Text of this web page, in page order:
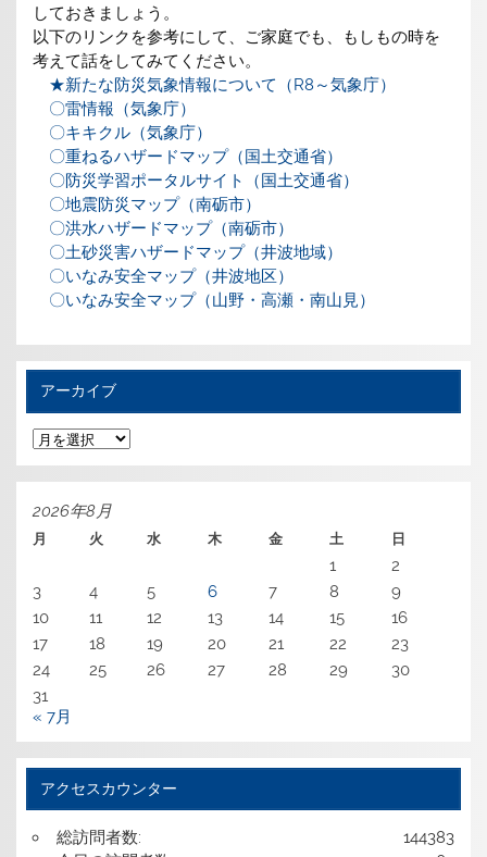
しておきましょう。
以下のリンクを参考にして、ご家庭でも、もしもの時を
考えて話をしてみてください。
★新たな防災気象情報について（R8～気象庁）
〇雷情報（気象庁）
〇キキクル（気象庁）
〇重ねるハザードマップ（国土交通省）
〇防災学習ポータルサイト（国土交通省）
〇地震防災マップ（南砺市）
〇洪水ハザードマップ（南砺市）
〇土砂災害ハザードマップ（井波地域）
〇いなみ安全マップ（井波地区）
〇いなみ安全マップ（山野・高瀬・南山見）
アーカイブ
ア
ー
カ
イ
2026年8月
月 火 水 木 金 土 日
1
2
3
4 5 6 7 8
9
10
11 12 13 14 15
16
17
18 19 20 21 22
23
24
25 26 27 28 29
30
31
« 7月
アクセスカウンター
144383
総訪問者数: